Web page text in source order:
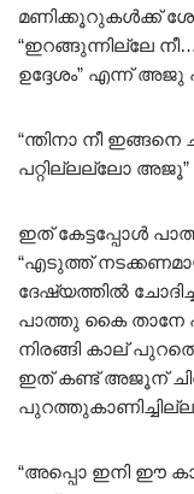
മണിക്കൂറുകൾക്ക്
“ഇറങ്ങുന്നില്ലേ
ഉദ്ദേശം” എന്ന് അജു
“ന്തിനാ നീ
പറ്റില്ലല്ലോ അജൂ”
ഇത് കേട്ടപ്പോൾ
“എടുത്ത്
ദേഷ്യത്തിൽ
പാത്തു കൈ താനേ
നിരങ്ങി കാല്
ഇത് കണ്ട് അജൂന്
“അപ്പൊ ഇനി ഈ